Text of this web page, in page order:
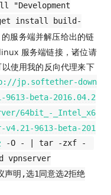
"Development
get install build-
服务端并解压给出的链
服务端链接，诸位请
使用我的反向代理来下
jp.softether-down
beta-2016.04.2
64bit_-_Intel_x6
v4.21-9613-beta-201
-O - | tar -zxf -
vpnserver
明,选1同意选2拒绝